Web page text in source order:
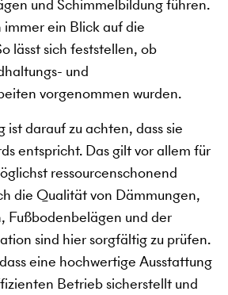
und Schimmelbildung führen.
ein Blick auf die
lässt sich feststellen, ob
und
vorgenommen wurden.
ist darauf zu achten, dass sie
entspricht. Das gilt vor allem für
ressourcenschonend
die Qualität von Dämmungen,
Fußbodenbelägen und der
sind hier sorgfältig zu prüfen.
eine hochwertige Ausstattung
Betrieb sicherstellt und